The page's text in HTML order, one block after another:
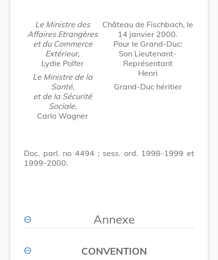
Le Ministre des
Affaires Etrangères
et du Commerce
Extérieur,
Lydie Polfer
Le Ministre de la
Santé,
et de la Sécurité
Sociale,
Carlo Wagner
Château de Fischbach, le
14 janvier 2000.
Pour le Grand-Duc:
Son Lieutenant-
Représentant
Henri
Grand-Duc héritier
Doc. parl. no 4494 ; sess. ord. 1998-1999 et
1999-2000.
Annexe
CONVENTION